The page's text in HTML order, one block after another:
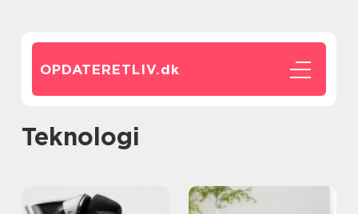
OPDATERETLIV.dk
Teknologi